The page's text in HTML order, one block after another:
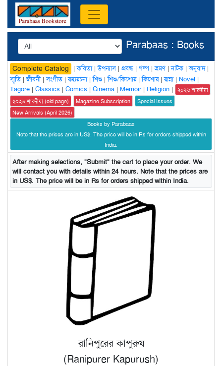
Parabaas : Books
Complete Catalog |কবিতা|উপন্যাস| প্রবন্ধ | গল্প |ভ্রমণ|নাটক |অনুবাদ|
স্মৃতি |জীবনী|সংগীত |রম্যরচনা|শিশু |শিশু/কিশোর|কিশোর|রান্না| Novel |
Tagore | Classics | Comics | Cinema | Memoir| Religion |
২০২৬ শারদীয়া
২০২৬ শারদীয়া (old page)
Magazine Subscription
Special Issues
New Arrivals (April 2026)
Books by Parabaas
Note that the prices are in US$. The price will be in Rs for orders shipped within
India.
After making selections, "Submit" the cart to place your order. We
will contact you with details within 24 hours. Note that the prices are
in US$. The price will be in Rs for orders shipped within India.
রানিপুরের কাপুরুষ
(Ranipurer Kapurush)